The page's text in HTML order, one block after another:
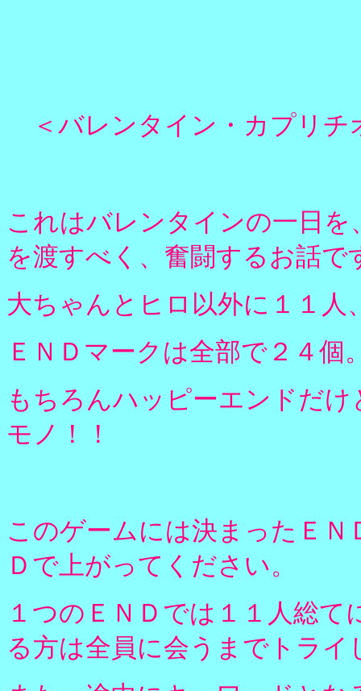
＜バレンタイン・カプリ
これはバレンタインの一日
を渡すべく、奮闘するお話で
大ちゃんとヒロ以外に１１人
ＥＮＤマークは全部で２４個
もちろんハッピーエンドだ
モノ！！
このゲームには決まったＥ
Ｄで上がってください。
１つのＥＮＤでは１１人総
る方は全員に会うまでトラ